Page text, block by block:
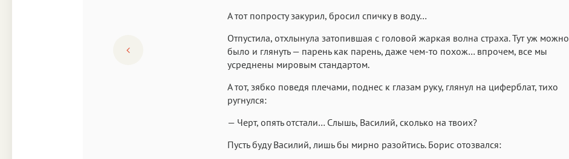
А тот попросту закурил, бросил спичку в воду…
Отпустила, отхлынула затопившая с головой жаркая волна страха. Тут уж можно
было и глянуть — парень как парень, даже чем-то похож… впрочем, все мы
усреднены мировым стандартом.
А тот, зябко поведя плечами, поднес к глазам руку, глянул на циферблат, тихо
ругнулся:
— Черт, опять отстали… Слышь, Василий, сколько на твоих?
Пусть буду Василий, лишь бы мирно разойтись. Борис отозвался: